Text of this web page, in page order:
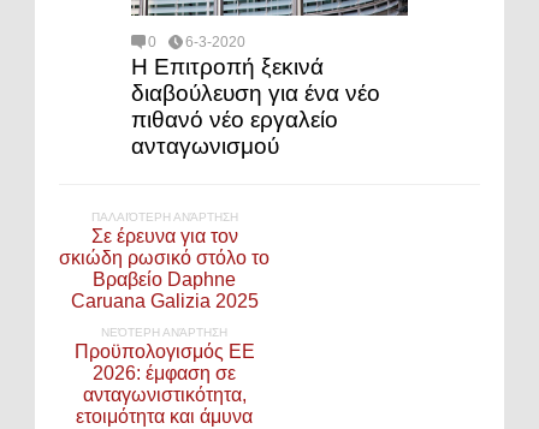
0 6-3-2020
Η Επιτροπή ξεκινά
διαβούλευση για ένα νέο
πιθανό νέο εργαλείο
ανταγωνισμού
ΠΑΛΑΙΌΤΕΡΗ ΑΝΆΡΤΗΣΗ
Σε έρευνα για τον
σκιώδη ρωσικό στόλο το
Βραβείο Daphne
Caruana Galizia 2025
ΝΕΌΤΕΡΗ ΑΝΆΡΤΗΣΗ
Προϋπολογισμός ΕΕ
2026: έμφαση σε
ανταγωνιστικότητα,
ετοιμότητα και άμυνα